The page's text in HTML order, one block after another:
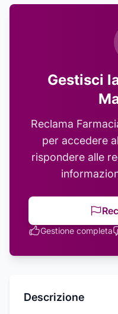
Gestisci
Reclama
per accedere
rispondere alle
Gestione completa
Descrizione